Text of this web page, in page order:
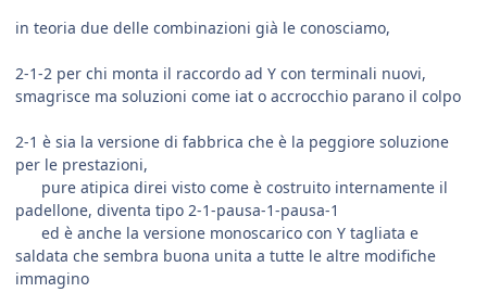
in teoria due delle combinazioni già le conosciamo,
2-1-2 per chi monta il raccordo ad Y con terminali nuovi,
smagrisce ma soluzioni come iat o accrocchio parano il colpo
2-1 è sia la versione di fabbrica che è la peggiore soluzione
per le prestazioni,
pure atipica direi visto come è costruito internamente il
padellone, diventa tipo 2-1-pausa-1-pausa-1
ed è anche la versione monoscarico con Y tagliata e
saldata che sembra buona unita a tutte le altre modifiche
immagino